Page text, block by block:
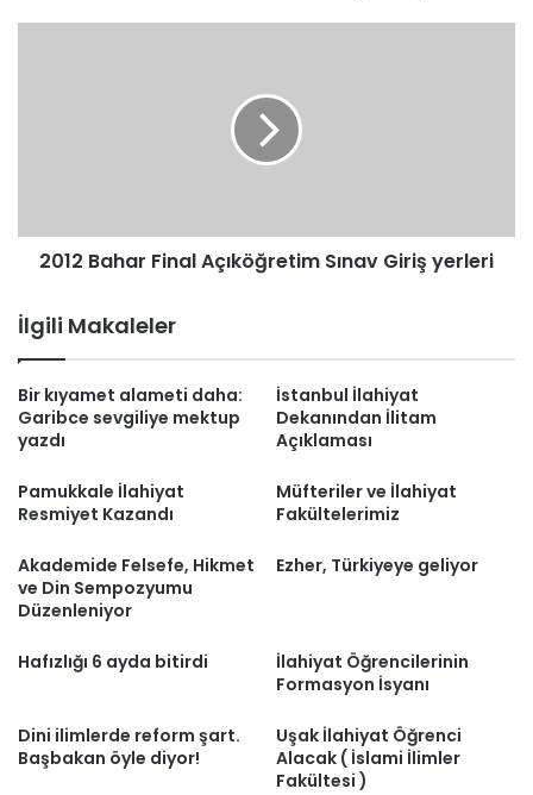
2012 Bahar Final Açıköğretim Sınav Giriş yerleri
İlgili Makaleler
Bir kıyamet alameti daha:
Garibce sevgiliye mektup
yazdı
İstanbul İlahiyat
Dekanından İlitam
Açıklaması
Pamukkale İlahiyat
Resmiyet Kazandı
Müfteriler ve İlahiyat
Fakültelerimiz
Akademide Felsefe, Hikmet
ve Din Sempozyumu
Düzenleniyor
Ezher, Türkiyeye geliyor
Hafızlığı 6 ayda bitirdi
İlahiyat Öğrencilerinin
Formasyon İsyanı
Dini ilimlerde reform şart.
Başbakan öyle diyor!
Uşak İlahiyat Öğrenci
Alacak ( İslami İlimler
Fakültesi )